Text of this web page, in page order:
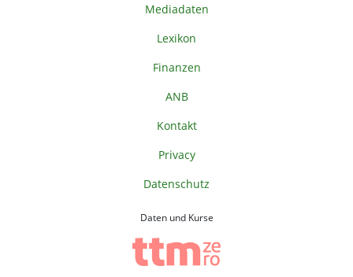
Mediadaten
Lexikon
Finanzen
ANB
Kontakt
Privacy
Datenschutz
Daten und Kurse